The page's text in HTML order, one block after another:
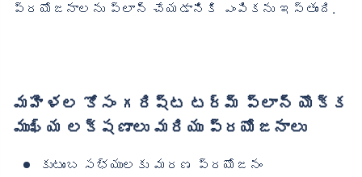
ప్రయోజనాలను ప్లాన్ చేయడానికి ఎంపికను ఇస్తుంది.
మహిళల కోసం గరిష్ట టర్మ్ ప్లాన్ యొక్క
ముఖ్య లక్షణాలు మరియు ప్రయోజనాలు
కుటుంబ సభ్యులకు మరణ ప్రయోజనం